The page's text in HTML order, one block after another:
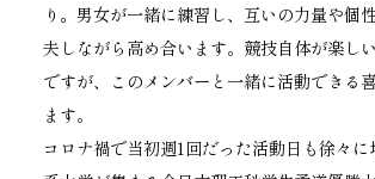
り。男女が一緒に練習し、互いの力量や個
夫しながら高め合います。競技自体が楽し
ですが、このメンバーと一緒に活動できる
ます。
コロナ禍で当初週1回だった活動日も徐々